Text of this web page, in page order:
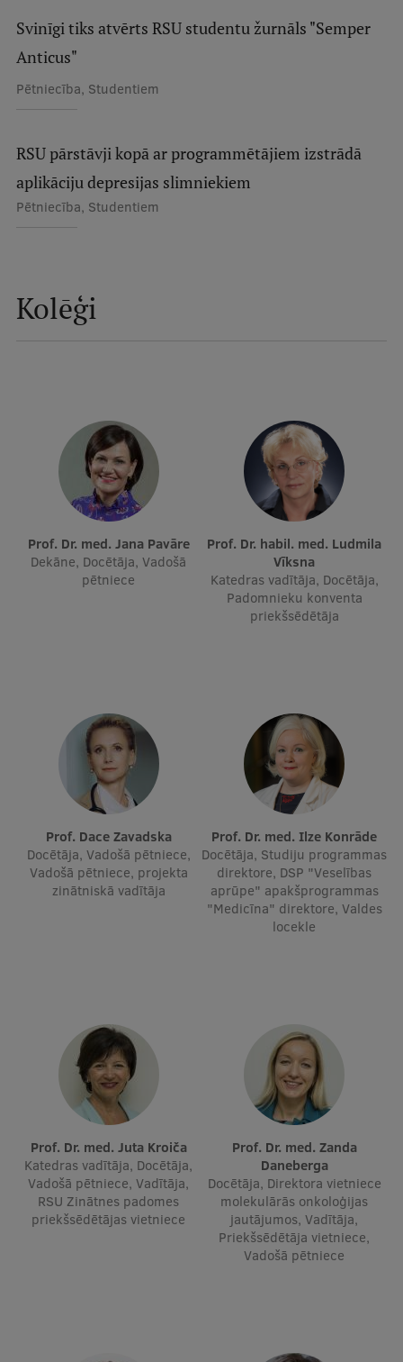
Studentu dzīve
Mūsu cilvēki
Identitāte
RSU fonds
Aula
Muzeji un ekspozīcijas
Ģerbonis
Ilgtspējīga attīstība
Studiju un vides pieejamība
Dati par 2025. gadu
Mūžizglītība
Sagatavošanas kursi
Profesionālās pilnveides kursi
ESF kvalifikācijas celšanas kursi
Pedagoģiskās izaugsmes centrs
Kvalifikācijas atbilstības pārbaude
Svinīgi tiks atvērts RSU studentu žurnāls "Semper
Anticus"
Pētniecība, Studentiem
RSU pārstāvji kopā ar programmētājiem izstrādā
aplikāciju depresijas slimniekiem
Pētniecība, Studentiem
Kolēģi
Prof. Dr. med. Jana Pavāre
Dekāne, Docētāja, Vadošā
pētniece
Prof. Dr. habil. med. Ludmila
Vīksna
Katedras vadītāja, Docētāja,
Padomnieku konventa
priekšsēdētāja
Prof. Dace Zavadska
Docētāja, Vadošā pētniece,
Vadošā pētniece, projekta
zinātniskā vadītāja
Prof. Dr. med. Ilze Konrāde
Docētāja, Studiju programmas
direktore, DSP "Veselības
aprūpe" apakšprogrammas
"Medicīna" direktore, Valdes
locekle
Prof. Dr. med. Juta Kroiča
Katedras vadītāja, Docētāja,
Vadošā pētniece, Vadītāja,
RSU Zinātnes padomes
priekšsēdētājas vietniece
Prof. Dr. med. Zanda
Daneberga
Docētāja, Direktora vietniece
molekulārās onkoloģijas
jautājumos, Vadītāja,
Priekšsēdētāja vietniece,
Vadošā pētniece